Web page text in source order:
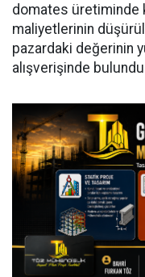
domates üretiminde
maliyetlerinin
pazardaki değerinin
alışverişinde